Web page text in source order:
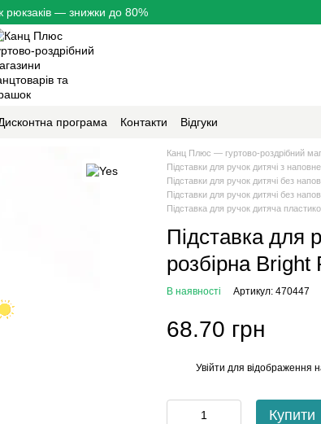
рюкзаків — знижки до 80%
програма Контакти Відгуки
Канц Плюс — гуртово-роздрібний
Підставки для ручок дитячі з
Підставки для ручок дитячі без
Підставки для ручок дитячі без
Підставка для ручок дитяча
Підставка для
розбірна Bright
В наявності Артикул: 470447
68.70 грн
Увійти для відображення
Купити